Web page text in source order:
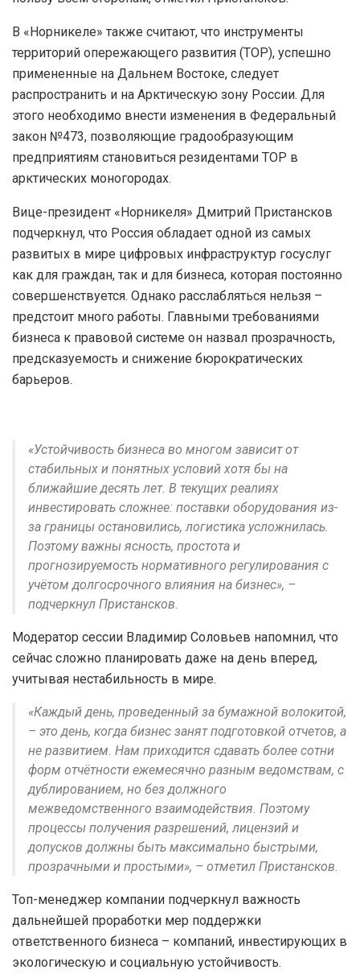
В «Норникеле» также считают, что инструменты
территорий опережающего развития (ТОР), успешно
примененные на Дальнем Востоке, следует
распространить и на Арктическую зону России. Для
этого необходимо внести изменения в Федеральный
закон №473, позволяющие градообразующим
предприятиям становиться резидентами ТОР в
арктических моногородах.
Вице-президент «Норникеля» Дмитрий Пристансков
подчеркнул, что Россия обладает одной из самых
развитых в мире цифровых инфраструктур госуслуг
как для граждан, так и для бизнеса, которая постоянно
совершенствуется. Однако расслабляться нельзя –
предстоит много работы. Главными требованиями
бизнеса к правовой системе он назвал прозрачность,
предсказуемость и снижение бюрократических
барьеров.
«Устойчивость бизнеса во многом зависит от
стабильных и понятных условий хотя бы на
ближайшие десять лет. В текущих реалиях
инвестировать сложнее: поставки оборудования из-
за границы остановились, логистика усложнилась.
Поэтому важны ясность, простота и
прогнозируемость нормативного регулирования с
учётом долгосрочного влияния на бизнес», –
подчеркнул Пристансков.
Модератор сессии Владимир Соловьев напомнил, что
сейчас сложно планировать даже на день вперед,
учитывая нестабильность в мире.
«Каждый день, проведенный за бумажной волокитой,
– это день, когда бизнес занят подготовкой отчетов, а
не развитием. Нам приходится сдавать более сотни
форм отчётности ежемесячно разным ведомствам, с
дублированием, но без должного
межведомственного взаимодействия. Поэтому
процессы получения разрешений, лицензий и
допусков должны быть максимально быстрыми,
прозрачными и простыми», – отметил Пристансков.
Топ-менеджер компании подчеркнул важность
дальнейшей проработки мер поддержки
ответственного бизнеса – компаний, инвестирующих в
экологическую и социальную устойчивость.